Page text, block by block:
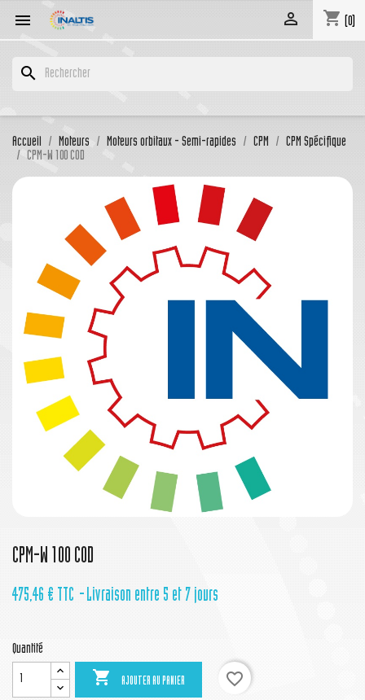
 shopping_cart (0)

search
Accueil Moteurs Moteurs orbitaux - Semi-rapides CPM
CPM Spécifique
CPM-W 100 COD
CPM-W 100 COD
475,46 € TTC Livraison entre 5 et 7 jours
Quantité
 AJOUTER AU PANIER
favorite_border